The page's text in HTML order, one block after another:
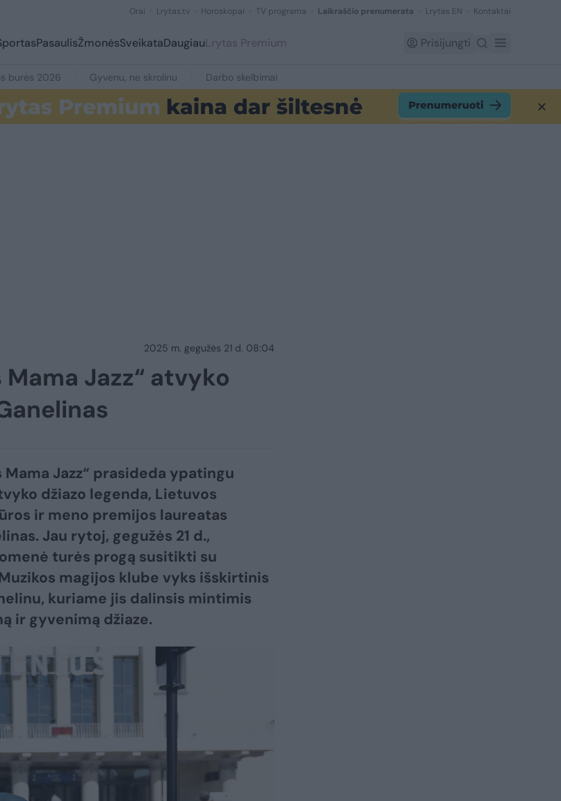
Orai Lrytas.tv Horoskopai TV programa Laikraščio prenumerata Lrytas EN Kontaktai
PasaulisŽmonėsSveikataDaugiauLrytas Premium Prisijungti
burės 2026 Gyvenu, ne skrolinu Darbo skelbimai
2025 m. gegužės 21 d. 08:04
Jazz“ atvyko
Mama Jazz“ prasideda ypatingu
džiazo legenda, Lietuvos
ir meno premijos laureatas
Jau rytoj, gegužės 21 d.,
turės progą susitikti su
magijos klube vyks išskirtinis
kuriame jis dalinsis mintimis
ir gyvenimą džiaze.